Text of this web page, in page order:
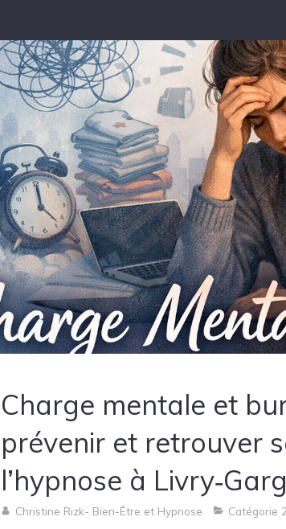
Charge mentale et
prévenir et retrouver
l’hypnose à
Christine Rizk- Bien-Être et Hypnose Catégorie